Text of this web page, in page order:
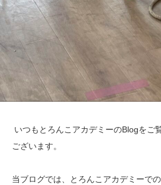
いつもとろんこアカデミーのBlogをご
ございます。
当ブログでは、とろんこアカデミーで